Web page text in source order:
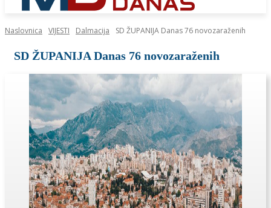
Naslovnica VIJESTI Dalmacija SD ŽUPANIJA Danas 76 novozaraženih
SD ŽUPANIJA Danas 76 novozaraženih